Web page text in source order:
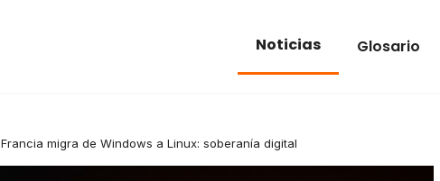
Noticias Glosario
Francia migra de Windows a Linux: soberanía digital